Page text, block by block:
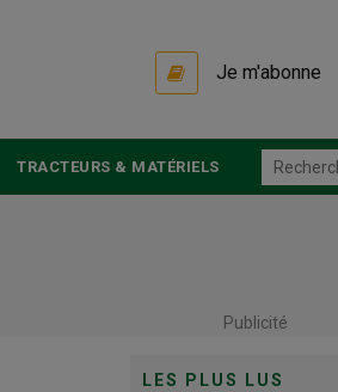
Je m'abonne
TRACTEURS & MATÉRIELS
Publicité
LES PLUS LUS